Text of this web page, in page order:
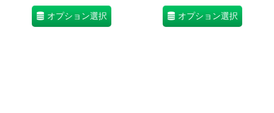
オプション選択 オプション選択